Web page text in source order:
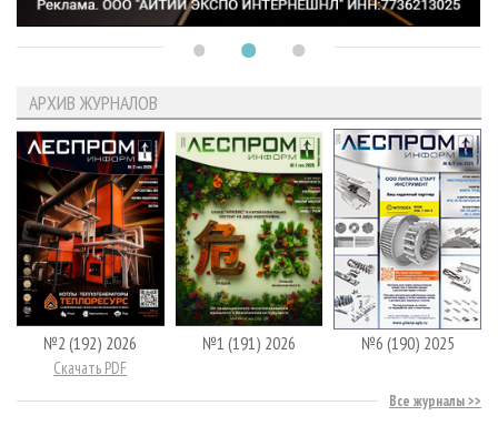
АРХИВ ЖУРНАЛОВ
№2 (192) 2026
Скачать PDF
№1 (191) 2026 №6 (190) 2025
Все журналы